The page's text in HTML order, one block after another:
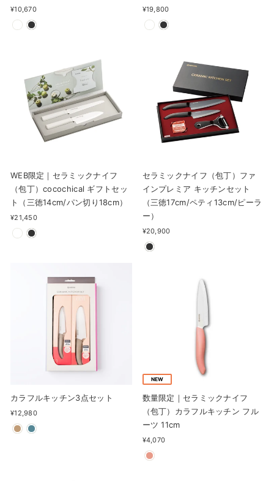
¥10,670 ¥19,800
WEB限定｜セラミックナイフ
（包丁）cocochical ギフトセッ
ト（三徳14cm/パン切り18cm）
¥21,450
セラミックナイフ（包丁）ファ
インプレミア キッチンセット
（三徳17cm/ペティ13cm/ピーラ
ー）
¥20,900
カラフルキッチン3点セット
¥12,980
NEW
数量限定｜セラミックナイフ
（包丁）カラフルキッチン フル
ーツ 11cm
¥4,070